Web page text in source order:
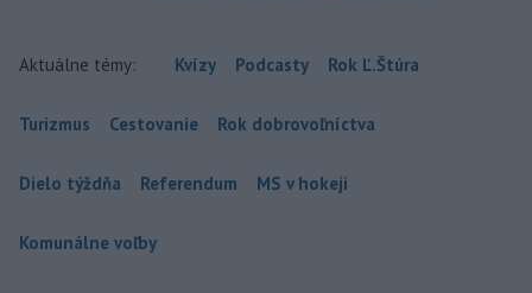
Aktuálne témy: Kvízy Podcasty Rok Ľ.Štúra
Turizmus Cestovanie Rok dobrovoľníctva
Dielo týždňa Referendum MS v hokeji
Komunálne voľby